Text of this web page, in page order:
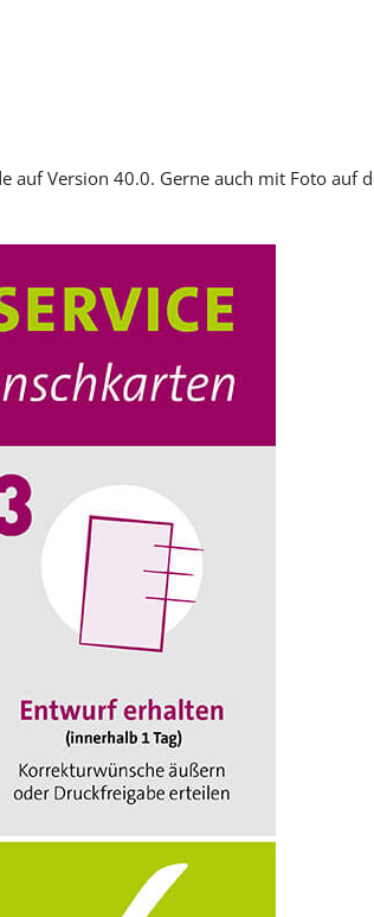
Version 40.0. Gerne auch mit Foto auf